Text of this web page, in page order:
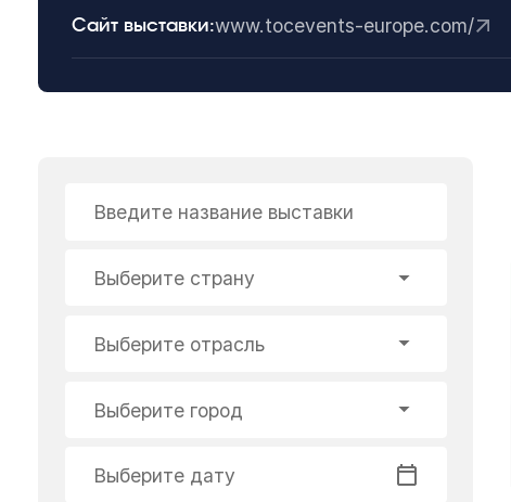
Сайт выставки:www.tocevents-europe.com/
Введите название выставки
Выберите страну
Выберите отрасль
Выберите город
Выберите дату